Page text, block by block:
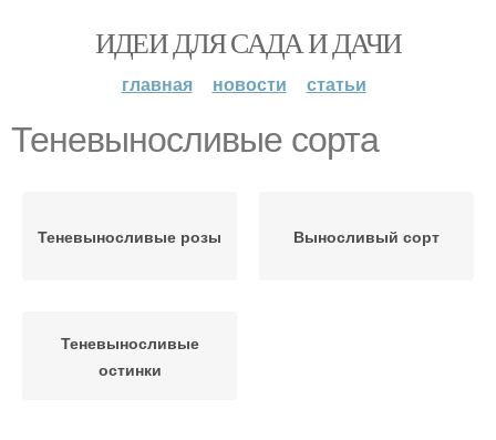
ИДЕИ ДЛЯ САДА И ДАЧИ
главная новости статьи
Теневыносливые сорта
Теневыносливые розы Выносливый сорт
Теневыносливые
остинки